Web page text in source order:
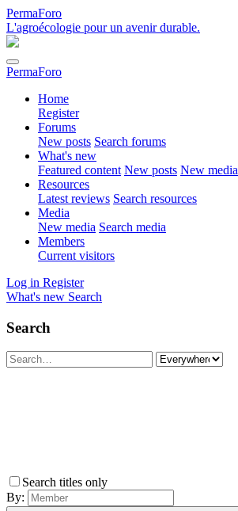
PermaForo
L'agroécologie pour un avenir durable.
PermaForo
Home
Register
Forums
New posts Search forums
What's new
Featured content New posts New media
Resources
Latest reviews Search resources
Media
New media Search media
Members
Current visitors
Log in Register
What's new Search
Search
Search titles only
By: